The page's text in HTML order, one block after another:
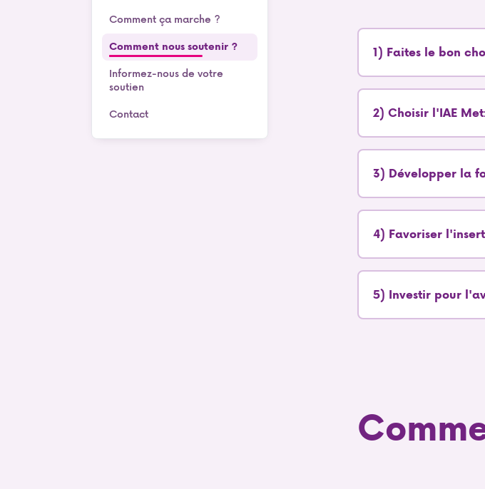
Comment ça marche ?
Comment nous soutenir ?
Informez-nous de votre
soutien
Contact
1) Faites le bon
2) Choisir l'IAE
3) Développer la
4) Favoriser
5) Investir pour